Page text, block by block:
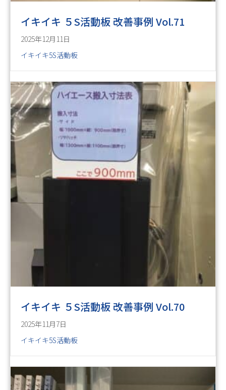
イキイキ ５S活動板 改善事例 Vol.71
2025年12月11日
イキイキ5S活動板
イキイキ ５S活動板 改善事例 Vol.70
2025年11月7日
イキイキ5S活動板